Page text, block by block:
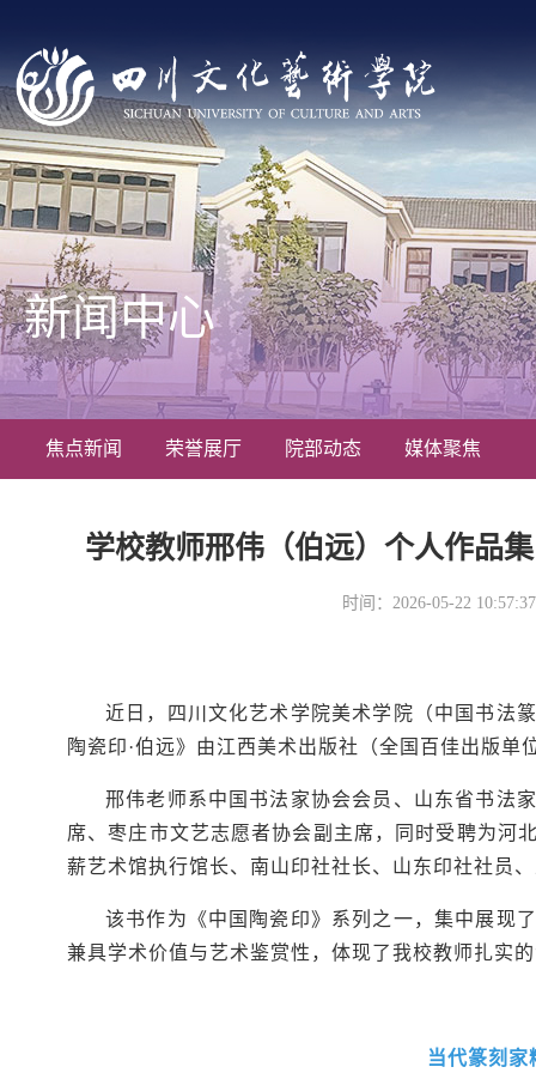
焦点新闻 荣誉展厅 院部动态 媒体聚焦
新闻中心
学校教师邢伟（伯远）个人作品
时间：2026-05-22
近日，四川文化艺术学院美术学院（中国书法
陶瓷印·伯远》由江西美术出版社（全国百佳出版单
邢伟老师系中国书法家协会会员、山东省书法
席、枣庄市文艺志愿者协会副主席，同时受聘为河
薪艺术馆执行馆长、南山印社社长、山东印社社员
该书作为《中国陶瓷印》系列之一，集中展现
兼具学术价值与艺术鉴赏性，体现了我校教师扎实
当代篆刻